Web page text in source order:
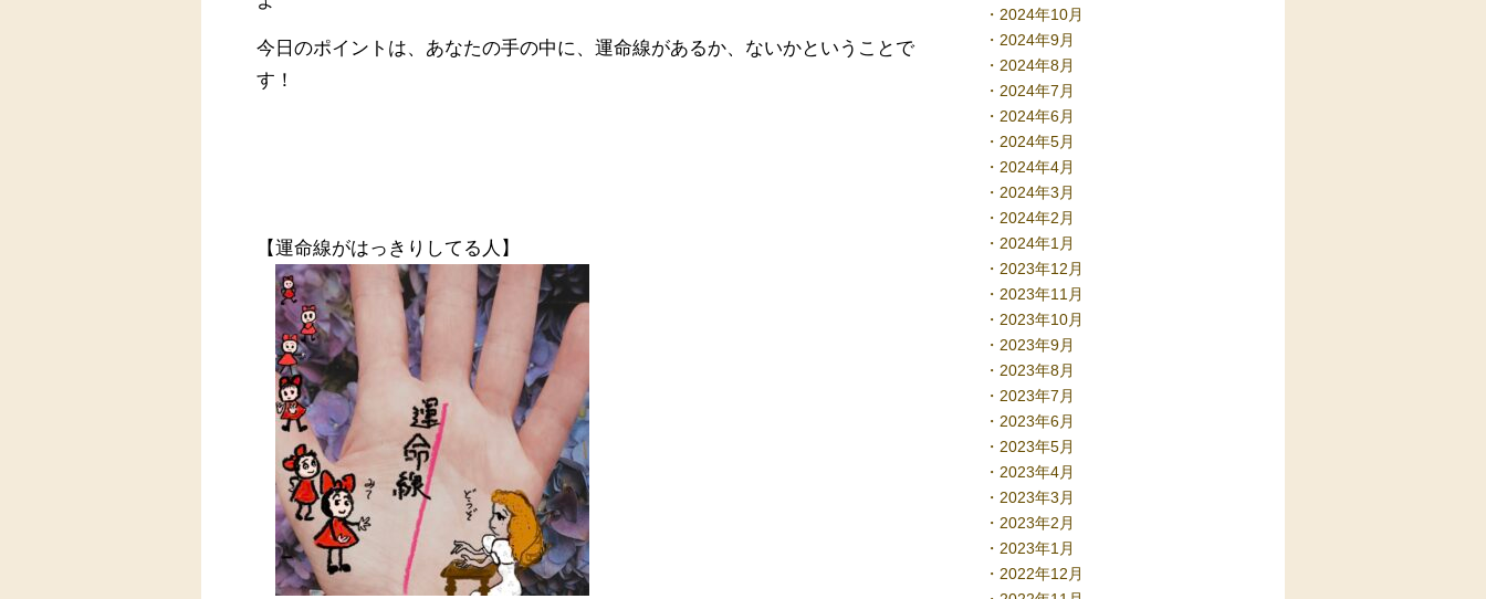
今日のポイントは、あなたの手の中に、運命線があるか、ないかということで
す！
【運命線がはっきりしてる人】
2024年10月
2024年9月
2024年8月
2024年7月
2024年6月
2024年5月
2024年4月
2024年3月
2024年2月
2024年1月
2023年12月
2023年11月
2023年10月
2023年9月
2023年8月
2023年7月
2023年6月
2023年5月
2023年4月
2023年3月
2023年2月
2023年1月
2022年12月